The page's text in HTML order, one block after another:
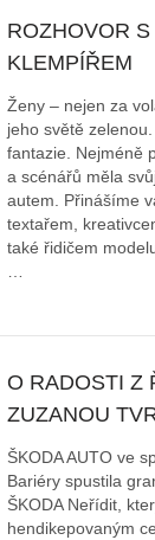
ROZHOVOR S
KLEMPÍŘEM
Ženy – nejen za
jeho světě
fantazie. Nejméně
a scénářů měla
autem. Přinášíme
textařem,
také řidičem
…
O RADOSTI Z
ZUZANOU
ŠKODA AUTO ve
Bariéry spustila
ŠKODA Neřídit,
hendikepovaným